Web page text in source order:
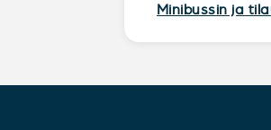
Minibussin ja